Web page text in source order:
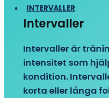
INTERVALLER
Intervaller
Intervaller är
intensitet som
kondition.
korta eller långa